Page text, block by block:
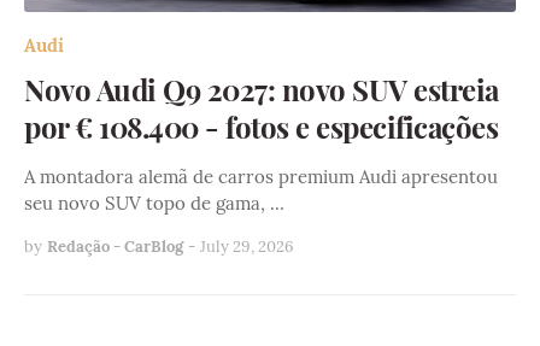
Audi
Novo Audi Q9 2027: novo SUV estreia
por € 108.400 - fotos e especificações
A montadora alemã de carros premium Audi apresentou
seu novo SUV topo de gama, …
by Redação - CarBlog - July 29, 2026